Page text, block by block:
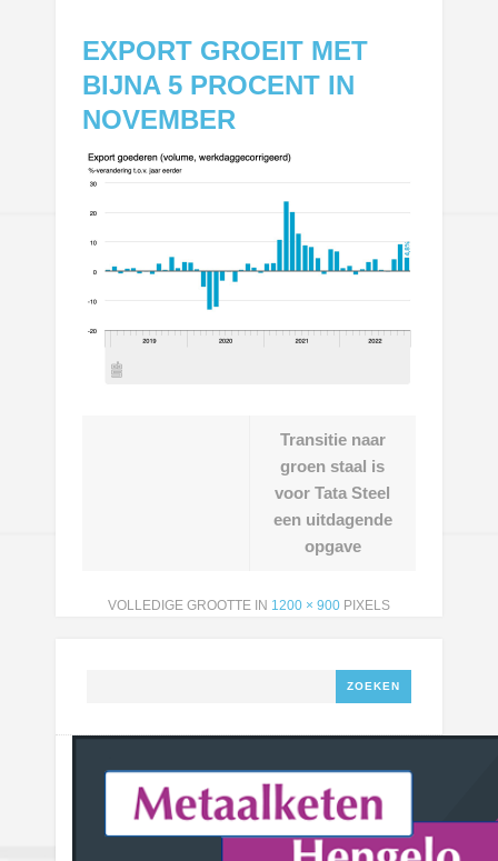
EXPORT GROEIT MET
BIJNA 5 PROCENT IN
NOVEMBER
Transitie naar
groen staal is
voor Tata Steel
een uitdagende
opgave
VOLLEDIGE GROOTTE IN 1200 × 900 PIXELS